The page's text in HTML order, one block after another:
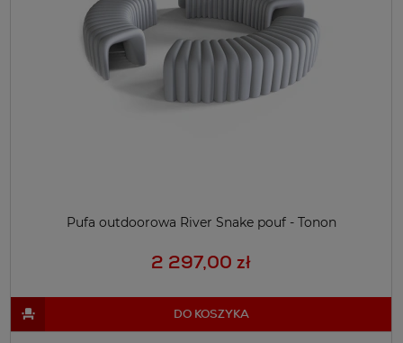
Pufa outdoorowa River Snake pouf - Tonon
2 297,00 zł
DO KOSZYKA